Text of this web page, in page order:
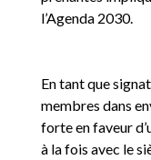
l’Agenda 2030.
En tant que
membres dans
forte en faveur
à la fois avec le